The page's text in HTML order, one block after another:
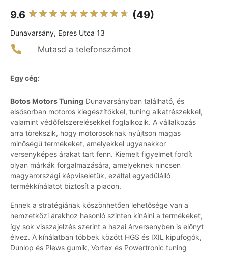
9.6 (49)
Dunavarsány, Epres Utca 13
Mutasd a telefonszámot
Egy cég:
Botos Motors Tuning Dunavarsányban található, és
elsősorban motoros kiegészítőkkel, tuning alkatrészekkel,
valamint védőfelszerelésekkel foglalkozik. A vállalkozás
arra törekszik, hogy motorosoknak nyújtson magas
minőségű termékeket, amelyekkel ugyanakkor
versenyképes árakat tart fenn. Kiemelt figyelmet fordít
olyan márkák forgalmazására, amelyeknek nincsen
magyarországi képviseletük, ezáltal egyedülálló
termékkínálatot biztosít a piacon.
Ennek a stratégiának köszönhetően lehetősége van a
nemzetközi árakhoz hasonló szinten kínálni a termékeket,
így sok visszajelzés szerint a hazai árversenyben is előnyt
élvez. A kínálatban többek között HGS és IXIL kipufogók,
Dunlop és Plews gumik, Vortex és Powertronic tuning